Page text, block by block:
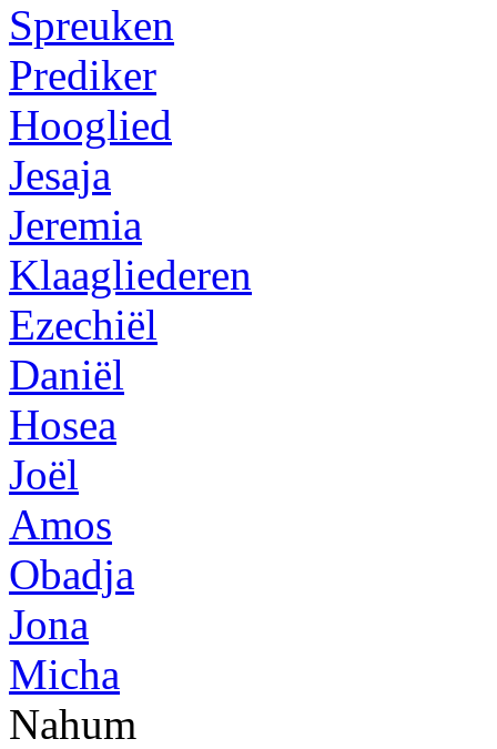
Spreuken
Prediker
Hooglied
Jesaja
Jeremia
Klaagliederen
Ezechiël
Daniël
Hosea
Joël
Amos
Obadja
Jona
Micha
Nahum